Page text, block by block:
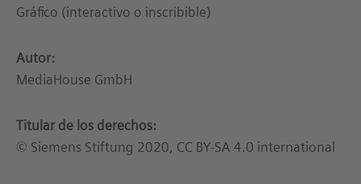
Gráfico (interactivo o inscribible)
Autor:
MediaHouse GmbH
Titular de los derechos:
© Siemens Stiftung 2020, CC BY-SA 4.0 international